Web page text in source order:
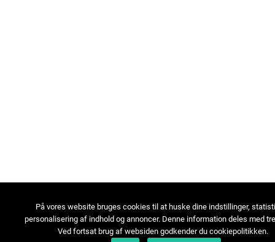
På vores website bruges cookies til at huske dine indstillinger,
personalisering af indhold og annoncer. Denne information deles med
Ved fortsat brug af websiden godkender du cookiepolitikken.